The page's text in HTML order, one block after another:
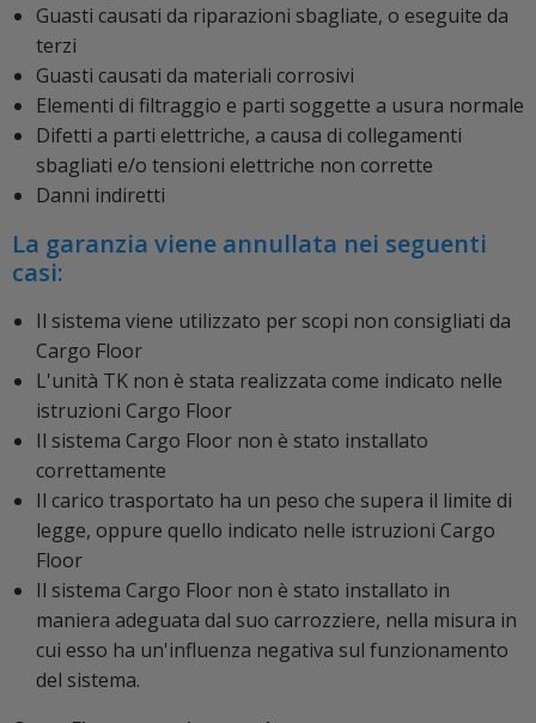
Guasti causati da riparazioni sbagliate, o eseguite da
terzi
Guasti causati da materiali corrosivi
Elementi di filtraggio e parti soggette a usura normale
Difetti a parti elettriche, a causa di collegamenti
sbagliati e/o tensioni elettriche non corrette
Danni indiretti
La garanzia viene annullata nei seguenti
casi:
Il sistema viene utilizzato per scopi non consigliati da
Cargo Floor
L'unità TK non è stata realizzata come indicato nelle
istruzioni Cargo Floor
Il sistema Cargo Floor non è stato installato
correttamente
Il carico trasportato ha un peso che supera il limite di
legge, oppure quello indicato nelle istruzioni Cargo
Floor
Il sistema Cargo Floor non è stato installato in
maniera adeguata dal suo carrozziere, nella misura in
cui esso ha un'influenza negativa sul funzionamento
del sistema.